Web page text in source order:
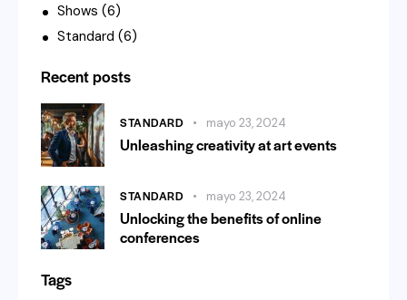
Shows (6)
Standard (6)
Recent posts
STANDARD mayo 23, 2024
Unleashing creativity at art events
STANDARD mayo 23, 2024
Unlocking the benefits of online
conferences
Tags